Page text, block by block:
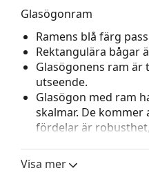
Glasögonram
Ramens blå färg
Rektangulära bågar
Glasögonens ram
utseende.
Glasögon med ram
skalmar. De
fördelar är
Justerbara
Visa mer